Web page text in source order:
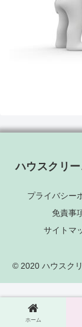
ハウスクリ
プライバシー
免責事
サイトマ
© 2020 ハウスク
ホーム